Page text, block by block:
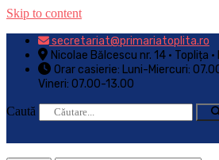
Skip to content
secretariat@primariatoplita.ro
Nicolae Bălcescu nr. 14 • Toplița
Orar casierie: Luni-Miercuri:
Vineri: 07.00-13.00
Caută